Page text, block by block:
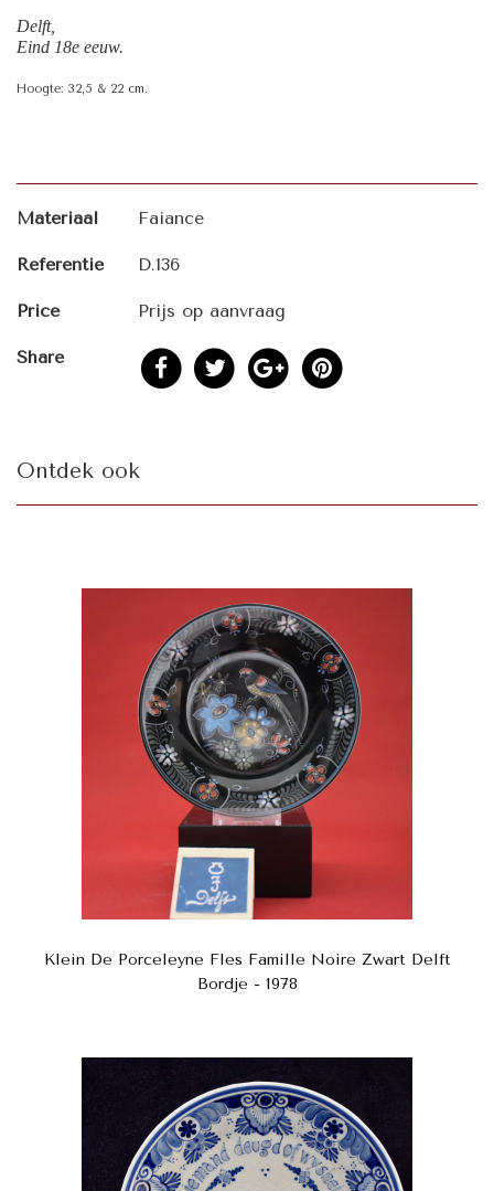
Delft,
Eind 18e eeuw.
Hoogte: 32,5 & 22 cm.
Materiaal Faiance
Referentie D.136
Price Prijs op aanvraag
Share
Ontdek ook
Klein De Porceleyne Fles Famille Noire Zwart Delft
Bordje - 1978